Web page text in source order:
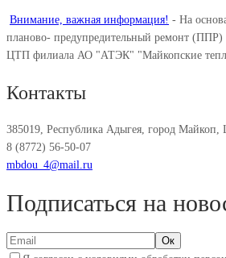
Внимание, важная информация! - На
планово- предупредительный ремонт (ППР)
ЦТП филиала АО "АТЭК" "Майкопские
Контакты
385019, Республика Адыгея, город Майкоп,
8 (8772) 56-50-07
mbdou_4@mail.ru
Подписаться на